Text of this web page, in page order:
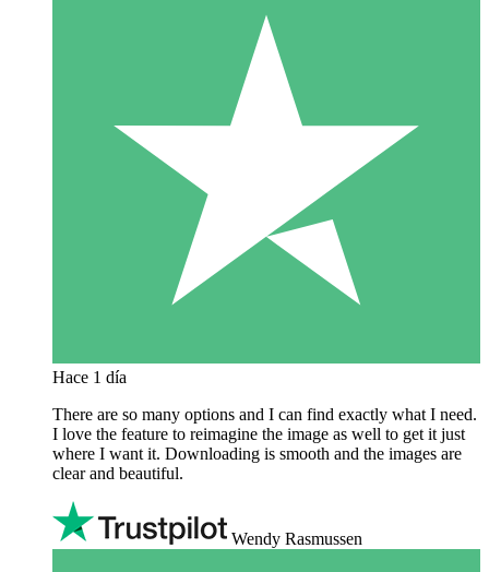
Hace 1 día
There are so many options and I can find exactly what I need.
I love the feature to reimagine the image as well to get it just
where I want it. Downloading is smooth and the images are
clear and beautiful.
Wendy Rasmussen